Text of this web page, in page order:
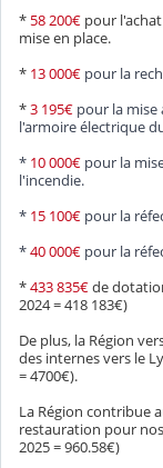
* 58 200€ pour
mise en place.
* 13 000€ pour la
*3 195€ pour la
l'armoire électrique
* 10 000€ pour la
l'incendie.
* 15 100€ pour la
*40 000€ pour la
*433 835€de
2024 = 418 183€)
De plus, la Région
des internes vers le
= 4700€).
La Région contribue
restauration pour
2025 = 960.58€)